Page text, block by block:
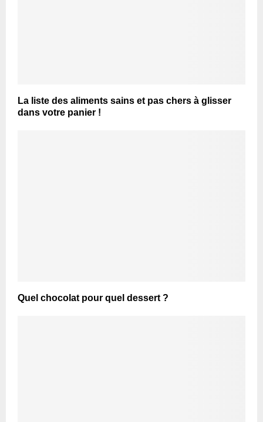
La liste des aliments sains et pas chers à glisser
dans votre panier !
Quel chocolat pour quel dessert ?